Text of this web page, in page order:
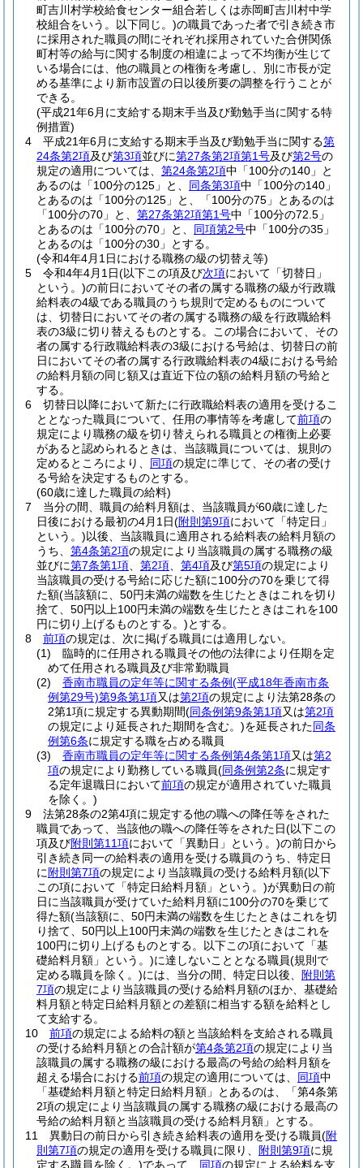
町吉川村学校給食センター組合若しくは赤岡町吉川村中学
校組合をいう。以下同じ。)の職員であった者で引き続き市
に採用された職員の間にそれぞれ採用されていた合併関係
町村等の給与に関する制度の相違によって不均衡が生じて
いる場合には、他の職員との権衡を考慮し、別に市長が定
める基準により新市設置の日以後所要の調整を行うことが
できる。
(平成21年6月に支給する期末手当及び勤勉手当に関する特
例措置)
4
平成21年6月に支給する期末手当及び勤勉手当に関する第
24条第2項及び第3項並びに第27条第2項第1号及び第2号の
規定の適用については、 第24条第2項中「100分の140」と
あるのは「100分の125」と、 同条第3項中「100分の140」
とあるのは「100分の125」と、「100分の75」とあるのは
「100分の70」と、 第27条第2項第1号中「100分の72.5」
とあるのは「100分の70」と、 同項第2号中「100分の35」
とあるのは「100分の30」とする。
(令和4年4月1日における職務の級の切替え等)
5
令和4年4月1日(以下この項及び次項において「切替日」
という。)の前日においてその者の属する職務の級が行政職
給料表の4級である職員のうち規則で定めるものについて
は、切替日においてその者の属する職務の級を行政職給料
表の3級に切り替えるものとする。
この場合において、その
者の属する行政職給料表の3級における号給は、切替日の前
日においてその者の属する行政職給料表の4級における号給
の給料月額の同じ額又は直近下位の額の給料月額の号給と
する。
6
切替日以降において新たに行政職給料表の適用を受けるこ
ととなった職員について、任用の事情等を考慮して前項の
規定により職務の級を切り替えられる職員との権衡上必要
があると認められるときは、当該職員については、規則の
定めるところにより、 同項の規定に準じて、その者の受け
る号給を決定するものとする。
(60歳に達した職員の給料)
7
当分の間、職員の給料月額は、当該職員が60歳に達した
日後における最初の4月1日(附則第9項において「特定日」
という。)以後、当該職員に適用される給料表の給料月額の
うち、 第4条第2項の規定により当該職員の属する職務の級
並びに第7条第1項 第2項 第4項及び第5項の規定により
当該職員の受ける号給に応じた額に100分の70を乗じて得
た額(当該額に、50円未満の端数を生じたときはこれを切り
捨て、50円以上100円未満の端数を生じたときはこれを100
円に切り上げるものとする。)とする。
8
前項の規定は、次に掲げる職員には適用しない。
(1)
臨時的に任用される職員その他の法律により任期を定
めて任用される職員及び非常勤職員
(2)
香南市職員の定年等に関する条例(平成18年香南市条
例第29号)第9条第1項又は第2項の規定により法第28条の
2第1項に規定する異動期間(同条例第9条第1項又は第2項
の規定により延長された期間を含む。)を延長された同条
例第6条に規定する職を占める職員
(3)
香南市職員の定年等に関する条例第4条第1項又は第2
項の規定により勤務している職員(同条例第2条に規定す
る定年退職日において前項の規定が適用されていた職員
を除く。)
9
法第28条の2第4項に規定する他の職への降任等をされた
職員であって、当該他の職への降任等をされた日(以下この
項及び附則第11項において「異動日」という。)の前日から
引き続き同一の給料表の適用を受ける職員のうち、特定日
に 附則第7項の規定により当該職員の受ける給料月額(以下
この項において「特定日給料月額」という。)が異動日の前
日に当該職員が受けていた給料月額に100分の70を乗じて
得た額(当該額に、50円未満の端数を生じたときはこれを切
り捨て、50円以上100円未満の端数を生じたときはこれを
100円に切り上げるものとする。以下この項において「基
礎給料月額」という。)に達しないこととなる職員(規則で
定める職員を除く。)には、当分の間、特定日以後、
附則第
7項の規定により当該職員の受ける給料月額のほか、基礎給
料月額と特定日給料月額との差額に相当する額を給料とし
て支給する。
10
前項の規定による給料の額と当該給料を支給される職員
の受ける給料月額との合計額が第4条第2項の規定により当
該職員の属する職務の級における最高の号給の給料月額を
超える場合における前項の規定の適用については、 同項中
「基礎給料月額と特定日給料月額」とあるのは、「第4条第
2項の規定により当該職員の属する職務の級における最高の
号給の給料月額と当該職員の受ける給料月額」とする。
11
異動日の前日から引き続き給料表の適用を受ける職員(附
則第7項の規定の適用を受ける職員に限り、 附則第9項に規
定する職員を除く。)であって、 同項の規定による給料を支